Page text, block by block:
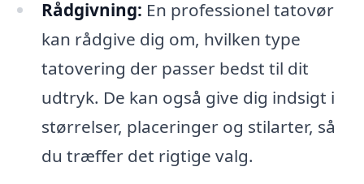
Rådgivning: En professionel tatovør
kan rådgive dig om, hvilken type
tatovering der passer bedst til dit
udtryk. De kan også give dig indsigt i
størrelser, placeringer og stilarter, så
du træffer det rigtige valg.